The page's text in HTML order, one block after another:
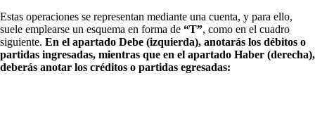
Estas operaciones se representan mediante una cuenta, y para ello,
suele emplearse un esquema en forma de “T”, como en el cuadro
siguiente. En el apartado Debe (izquierda), anotarás los débitos o
partidas ingresadas, mientras que en el apartado Haber (derecha),
deberás anotar los créditos o partidas egresadas: